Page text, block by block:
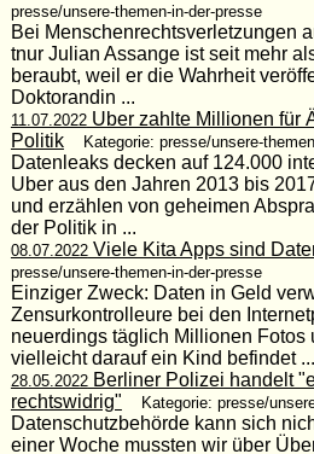
presse/unsere-themen-in-der-presse
Bei Menschenrechtsverletzungen
tnur Julian Assange ist seit mehr
beraubt, weil er die Wahrheit
Doktorandin ...
11.07.2022Uber zahlte Millionen für
Politik
Kategorie: presse/unsere-
Datenleaks decken auf 124.000
Uber aus den Jahren 2013 bis
und erzählen von geheimen
der Politik in ...
08.07.2022Viele Kita Apps sind
presse/unsere-themen-in-der-presse
Einziger Zweck: Daten in Geld
Zensurkontrolleure bei den
neuerdings täglich Millionen Fotos
vielleicht darauf ein Kind befindet ...
28.05.2022Berliner Polizei handelt
rechtswidrig"
Kategorie: presse/
Datenschutzbehörde kann sich
einer Woche mussten wir über